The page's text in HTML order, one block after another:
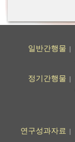
일반간행물
정기간행물
연구성과자료